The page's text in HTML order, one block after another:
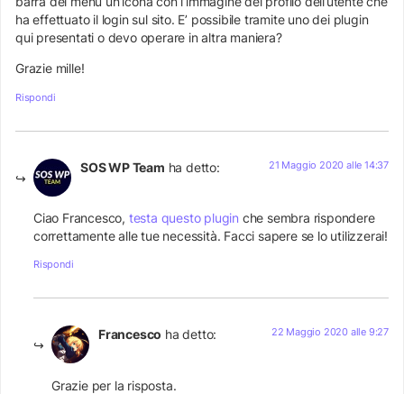
ha effettuato il login sul sito. E’ possibile tramite uno dei plugin
qui presentati o devo operare in altra maniera?
Grazie mille!
Rispondi
SOS WP Team ha detto: 21 Maggio 2020 alle 14:37
Ciao Francesco, testa questo plugin che sembra rispondere
correttamente alle tue necessità. Facci sapere se lo utilizzerai!
Rispondi
Francesco ha detto: 22 Maggio 2020 alle 9:27
Grazie per la risposta.